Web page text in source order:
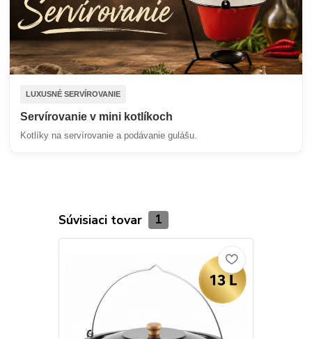
LUXUSNÉ SERVÍROVANIE
Servírovanie v mini kotlíkoch
Kotlíky na servírovanie a podávanie gulášu.
Súvisiaci tovar 1